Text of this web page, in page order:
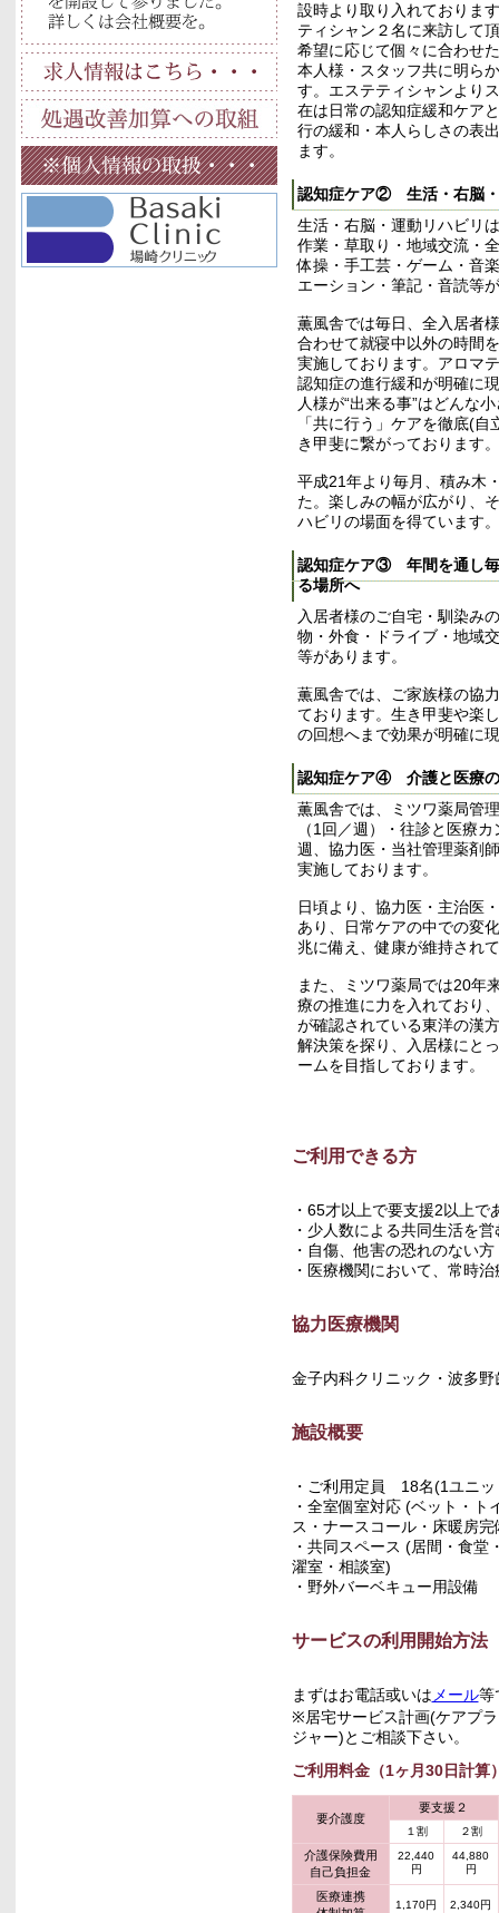
設時より取り入れておりま
ティシャン２名に来訪して
希望に応じて個々に合わせ
本人様・スタッフ共に明ら
す。エステティシャンより
在は日常の認知症緩和ケア
行の緩和・本人らしさの表
ます。
認知症ケア② 生活・右脳・
生活・右脳・運動リハビリ
作業・草取り・地域交流・
体操・手工芸・ゲーム・音
エーション・筆記・音読等
薫風舎では毎日、全入居者
合わせて就寝中以外の時間
実施しております。アロマ
認知症の進行緩和が明確に
人様が“出来る事”はどんな
「共に行う」ケアを徹底(
き甲斐に繋がっております。
平成21年より毎月、積み木
た。楽しみの幅が広がり、
ハビリの場面を得ています。
認知症ケア③ 年間を通し毎
る場所へ
入居者様のご自宅・馴染み
物・外食・ドライブ・地域
等があります。
薫風舎では、ご家族様の協
ております。生き甲斐や楽
の回想へまで効果が明確に
認知症ケア④ 介護と医療
薫風舎では、ミツワ薬局管
（1回／週）・往診と医療
週、協力医・当社管理薬剤
実施しております。
日頃より、協力医・主治医
あり、日常ケアの中での変
兆に備え、健康が維持され
また、ミツワ薬局では20年
療の推進に力を入れており
が確認されている東洋の漢
解決策を探り、入居様にと
ームを目指しております。
ご利用できる方
・65才以上で要支援2以上で
・少人数による共同生活を
・自傷、他害の恐れのない方
・医療機関において、常時
協力医療機関
金子内科クリニック・波多
施設概要
・ご利用定員 18名(1ユニッ
・全室個室対応 (ベット・ト
ス・ナースコール・床暖房完
・共同スペース (居間・食堂
濯室・相談室)
・野外バーベキュー用設備
サービスの利用開始方法
まずはお電話或いは メール等
※居宅サービス計画(ケアプ
ジャー)とご相談下さい。
ご利用料金（1ヶ月30日計算
要介護度
要支援２
１割 ２割
介護保険費用
自己負担金
22,440
円
44,880
円
医療連携
1,170円 2,340円